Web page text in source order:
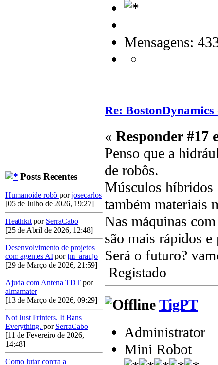
Posts Recentes
Humanoide robô porjosecarlos
[05 de Julho de 2026, 19:27]
Heathkit por SerraCabo
[25 de Abril de 2026, 12:48]
Desenvolvimento de projetos
com agentes AI porjm_araujo
[29 de Março de 2026, 21:59]
Ajuda com Antena TDT por
almamater
[13 de Março de 2026, 09:29]
Not Just Printers. It Bans
Everything. por SerraCabo
[11 de Fevereiro de 2026,
14:48]
Como lutar contra a
Mensagens:
Re:
« Responder #17
Penso que a
de robôs.
Músculos híbridos
também materiais
Nas máquinas
são mais rápidos e
Será o futuro?
Registado
TigPT
Administrator
Mini Robot